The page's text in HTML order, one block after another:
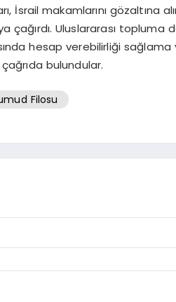
İsrail makamlarını gözaltına
çağırdı. Uluslararası
hesap verebilirliği
bulundular.
Filosu